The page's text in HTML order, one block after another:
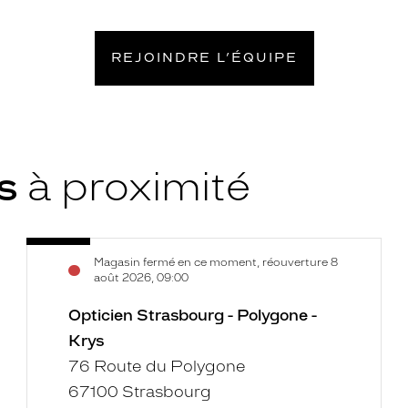
REJOINDRE L’ÉQUIPE
à proximité
Opticien
Strasbourg
Polygone
Magasin fermé en ce moment, réouverture 8
août 2026, 09:00
Voir
Opticien Strasbourg - Polygone -
Krys
76 Route du Polygone
67100 Strasbourg